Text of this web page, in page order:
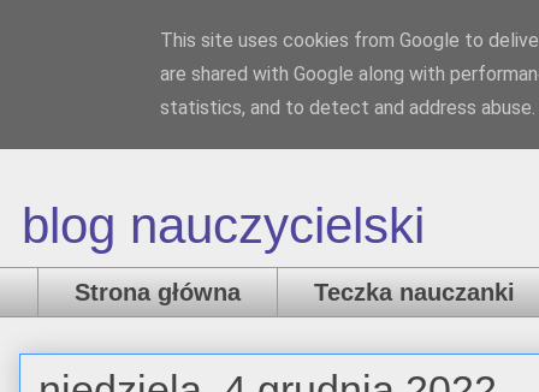
Nauczanka
blog nauczycielski
Strona główna Teczka nauczanki
This site uses cookies from Google to
are shared with Google along with
statistics, and to detect and address abuse.